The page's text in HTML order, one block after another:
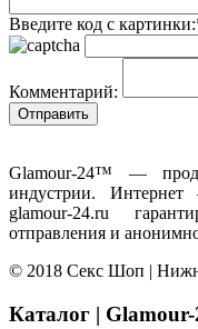
Введите код с картинки:
Комментарий:
Glamour-24™ —
индустрии.
glamour-24.ru
отправления и
© 2018 Секс Шоп |
Каталог |